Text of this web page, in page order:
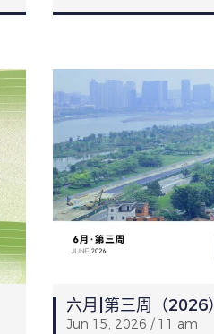
六月|第三周（2026）
Jun 15, 2026 / 11 am